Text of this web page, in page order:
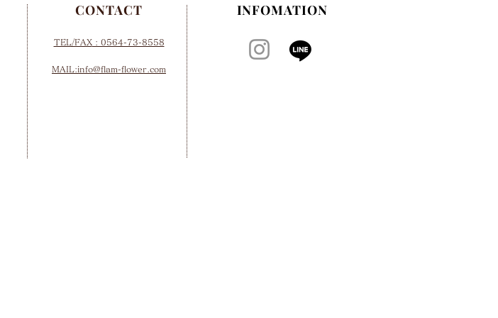
CONTACT
TEL/FAX: 0564-73-8558
MAIL:info@flam-flower.com
INFOMATION​